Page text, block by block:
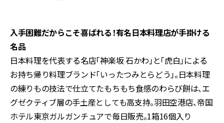
入手困難だからこそ喜ばれる！有名日本料理店が手掛ける
名品
日本料理を代表する名店「神楽坂 石かわ」と「虎白」による
お持ち帰り料理ブランド「いったつみとらどう」。日本料理
の練りもの技法で仕立てたもちもち食感のわらび餅は、エ
グゼクティブ層の手土産としても高支持。羽田空港店、帝国
ホテル東京ガルガンチュアで毎日販売。1箱16個入り